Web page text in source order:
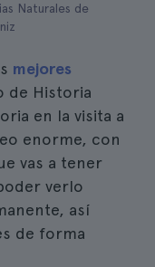
Naturales de
mejores
de Historia
en la visita a
enorme, con
vas a tener
verlo
así
de forma